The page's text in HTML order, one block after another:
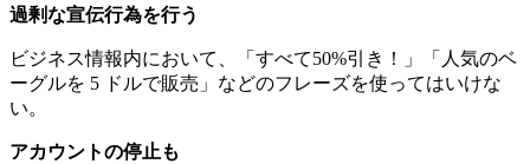
過剰な宣伝行為を行う
ビジネス情報内において、「すべて50%引き！」「人気のベ
ーグルを 5 ドルで販売」などのフレーズを使ってはいけな
い。
アカウントの停止も